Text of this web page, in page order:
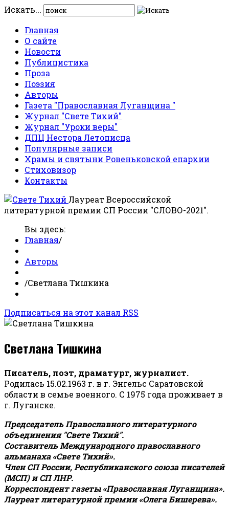
Искать...
Главная
О сайте
Новости
Публицистика
Проза
Поэзия
Авторы
Газета "Православная Луганщина "
Журнал "Свете Тихий"
Журнал "Уроки веры"
ДПЦ Нестора Летописца
Популярные записи
Храмы и святыни Ровеньковской епархии
Стиховизор
Контакты
Лауреат Всероссийской
литературной премии СП России "СЛОВО-2021".
Вы здесь:
Главная/
Авторы
/Светлана Тишкина
Подписаться на этот канал RSS
Светлана Тишкина
Писатель, поэт, драматург, журналист.
Родилась 15.02.1963 г. в г. Энгельс Саратовской
области в семье военного. С 1975 года проживает в
г. Луганске.
Председатель Православного литературного
объединения "Свете Тихий".
Составитель Международного православного
альманаха «Свете Тихий».
Член СП России, Республиканского союза писателей
(МСП) и СП ЛНР.
Корреспондент газеты «Православная Луганщина».
Лауреат литературной премии «Олега Бишерева».